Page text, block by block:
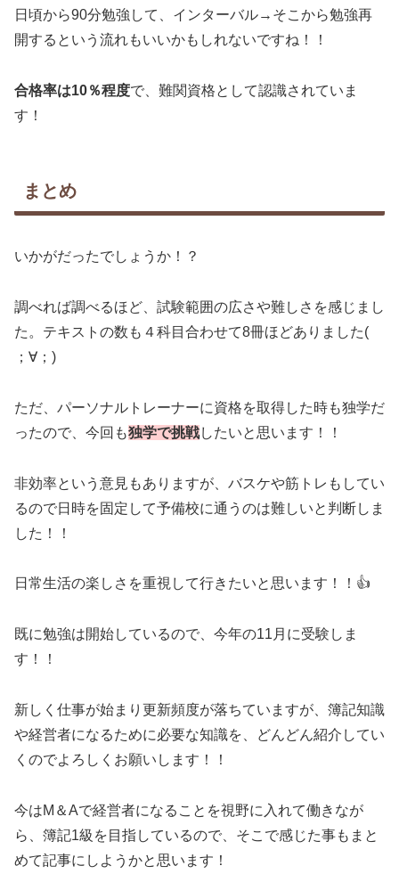
日頃から90分勉強して、インターバル→そこから勉強再
開するという流れもいいかもしれないですね！！
合格率は10％程度で、難関資格として認識されていま
す！
まとめ
いかがだったでしょうか！？
調べれば調べるほど、試験範囲の広さや難しさを感じまし
た。テキストの数も４科目合わせて8冊ほどありました(
；∀；)
ただ、パーソナルトレーナーに資格を取得した時も独学だ
ったので、今回も独学で挑戦したいと思います！！
非効率という意見もありますが、バスケや筋トレもしてい
るので日時を固定して予備校に通うのは難しいと判断しま
した！！
日常生活の楽しさを重視して行きたいと思います！！👍
既に勉強は開始しているので、今年の11月に受験しま
す！！
新しく仕事が始まり更新頻度が落ちていますが、簿記知識
や経営者になるために必要な知識を、どんどん紹介してい
くのでよろしくお願いします！！
今はM＆Aで経営者になることを視野に入れて働きなが
ら、簿記1級を目指しているので、そこで感じた事もまと
めて記事にしようかと思います！